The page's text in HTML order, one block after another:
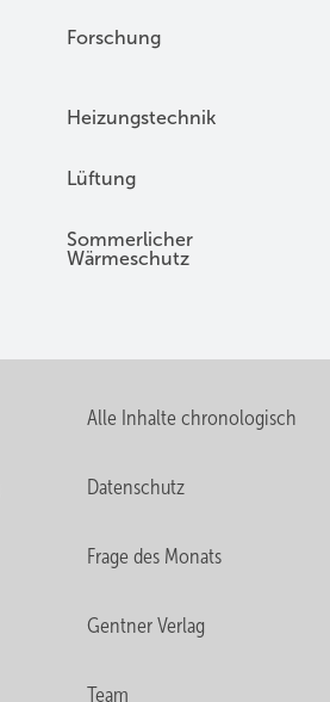
Forschung
Heizungstechnik
Lüftung
Sommerlicher
Wärmeschutz
Alle Inhalte chronologisch
Datenschutz
Frage des Monats
Gentner Verlag
Team